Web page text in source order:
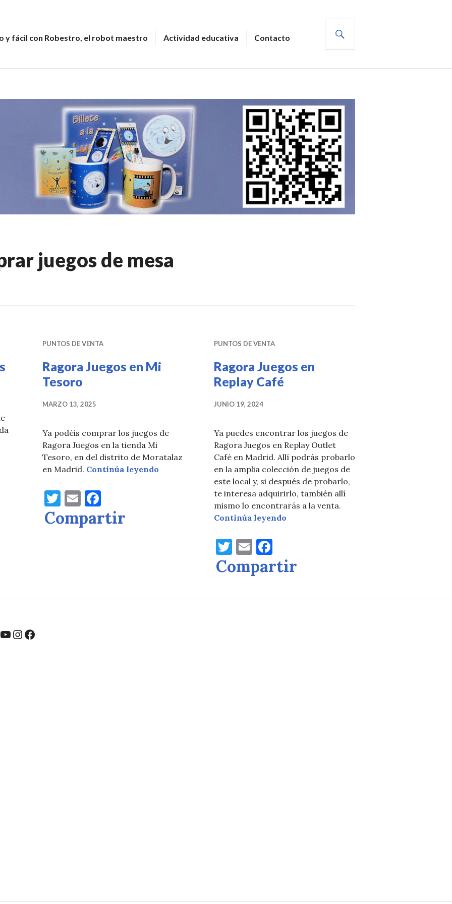
y fácil con Robestro, el robot maestro Actividad educativa
Contacto
juegos de mesa
PUNTOS DE VENTA
Ragora Juegos en Mi
Tesoro
MARZO 13, 2025
Ya podéis comprar los juegos de
Ragora Juegos en la tienda Mi
Tesoro, en del distrito de Moratalaz
en Madrid. Continúa leyendo Ragora Juegos en Mi Tesoro
T
w
it
E
m
ai
a
c
o
Compartir
PUNTOS DE VENTA
Ragora Juegos en
Replay Café
JUNIO 19, 2024
Ya puedes encontrar los juegos de
Ragora Juegos en Replay Outlet
Café en Madrid. Allí podrás probarlo
en la amplia colección de juegos de
este local y, si después de probarlo,
te interesa adquirirlo, también allí
mismo lo encontrarás a la venta.
Continúa leyendo
T
w
it
te
E
m
ai
l
a
c
e
Compartir
YouTube InstagramFacebook